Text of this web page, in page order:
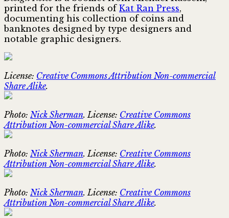
printed for the friends of Kat Ran Press,
documenting his collection of coins and
banknotes designed by type designers and
notable graphic designers.
License: Creative Commons Attribution Non-commercial
Share Alike.
Photo: Nick Sherman. License: Creative Commons
Attribution Non-commercial Share Alike.
Photo: Nick Sherman. License: Creative Commons
Attribution Non-commercial Share Alike.
Photo: Nick Sherman. License: Creative Commons
Attribution Non-commercial Share Alike.